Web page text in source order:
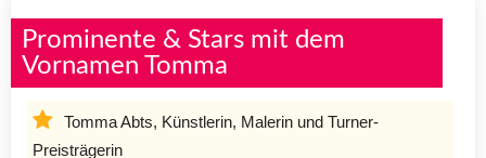
Prominente & Stars mit dem
Vornamen Tomma
Tomma Abts, Künstlerin, Malerin und Turner-
Preisträgerin